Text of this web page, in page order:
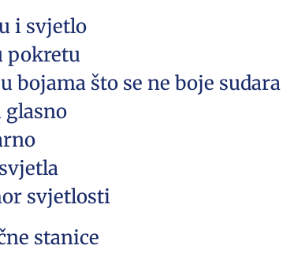
i svjetlo
pokretu
bojama što se ne boje sudara
glasno
svjetlosti
stanice